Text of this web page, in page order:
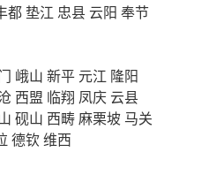
都 垫江 忠县 云阳 奉节
峨山 新平 元江 隆阳
西盟 临翔 凤庆 云县
砚山 西畴麻栗坡 马关
德钦维西